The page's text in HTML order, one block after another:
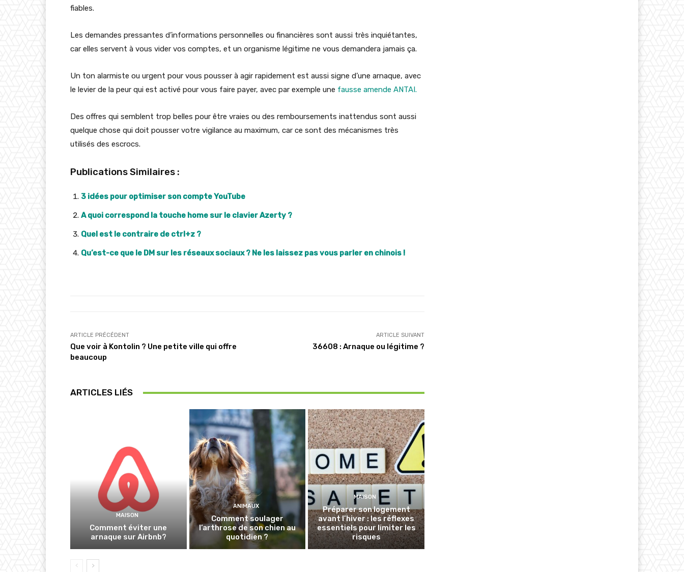
fiables.
Les demandes pressantes d’informations personnelles ou financières sont aussi très inquiétantes,
car elles servent à vous vider vos comptes, et un organisme légitime ne vous demandera jamais ça.
Un ton alarmiste ou urgent pour vous pousser à agir rapidement est aussi signe d’une arnaque, avec
le levier de la peur qui est activé pour vous faire payer, avec par exemple une fausse amende ANTAI.
Des offres qui semblent trop belles pour être vraies ou des remboursements inattendus sont aussi
quelque chose qui doit pousser votre vigilance au maximum, car ce sont des mécanismes très
utilisés des escrocs.
Publications Similaires :
3 idées pour optimiser son compte YouTube
A quoi correspond la touche home sur le clavier Azerty ?
Quel est le contraire de ctrl+z ?
Qu’est-ce que le DM sur les réseaux sociaux ? Ne les laissez pas vous parler en chinois !
ARTICLE PRÉCÉDENT
Que voir à Kontolin ? Une petite ville qui offre
beaucoup
ARTICLE SUIVANT
36608 : Arnaque ou légitime ?
ARTICLES LIÉS
MAISON
Comment éviter une
arnaque sur Airbnb?
ANIMAUX
Comment soulager
l’arthrose de son chien au
quotidien ?
MAISON
Préparer son logement
avant l’hiver : les réflexes
essentiels pour limiter les
risques